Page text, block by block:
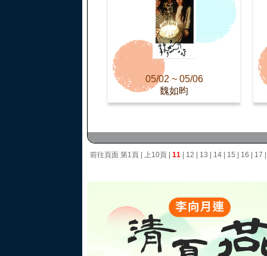
05/02 ~ 05/06
魏如昀
前往頁面 第1頁 上10頁 11 12 13 14 15 16 17